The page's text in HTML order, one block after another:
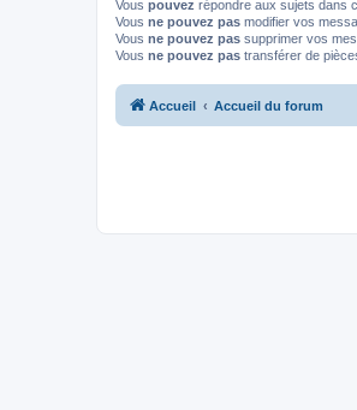
Vous pouvez répondre aux sujets dans
Vous ne pouvez pas modifier vos
Vous ne pouvez pas supprimer vos
Vous ne pouvez pas transférer de
Accueil Accueil du forum